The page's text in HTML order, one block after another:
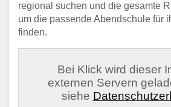
regional suchen und die gesamte
um die passende Abendschule für
finden.
Bei Klick wird dieser
externen Servern
siehe